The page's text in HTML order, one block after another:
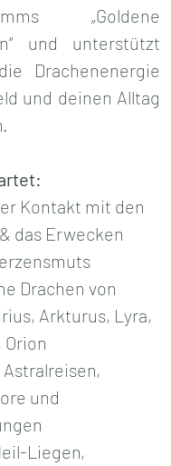
„Goldene
und unterstützt
Drachenenergie
und deinen Alltag
Kontakt mit den
das Erwecken
Drachen von
Arkturus, Lyra,
Orion
und
Liegen,